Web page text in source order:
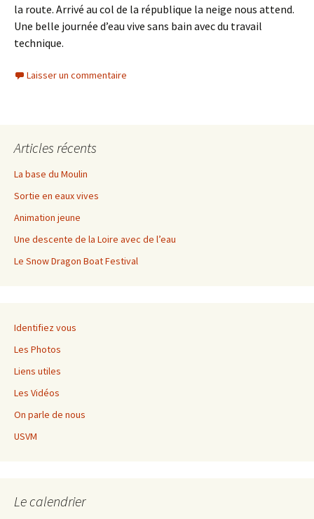
la route. Arrivé au col de la république la neige nous attend.
Une belle journée d’eau vive sans bain avec du travail
technique.
Laisser un commentaire
Articles récents
La base du Moulin
Sortie en eaux vives
Animation jeune
Une descente de la Loire avec de l’eau
Le Snow Dragon Boat Festival
Identifiez vous
Les Photos
Liens utiles
Les Vidéos
On parle de nous
USVM
Le calendrier